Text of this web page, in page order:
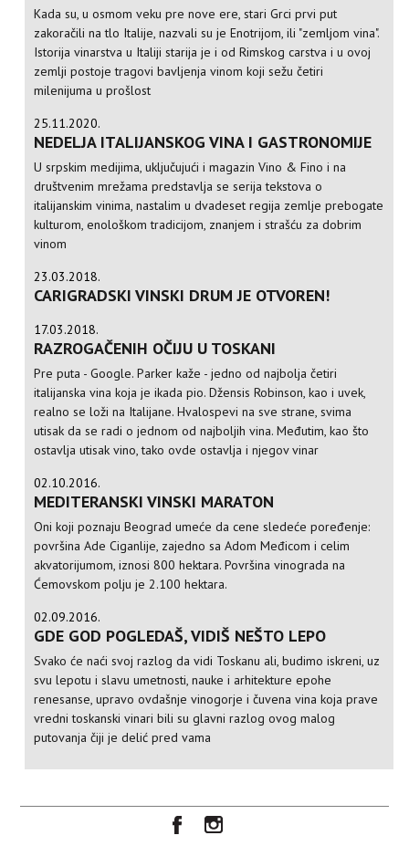
Kada su, u osmom veku pre nove ere, stari Grci prvi put
zakoračili na tlo Italije, nazvali su je Enotrijom, ili "zemljom vina".
Istorija vinarstva u Italiji starija je i od Rimskog carstva i u ovoj
zemlji postoje tragovi bavljenja vinom koji sežu četiri
milenijuma u prošlost
25.11.2020.
NEDELJA ITALIJANSKOG VINA I GASTRONOMIJE
U srpskim medijima, uključujući i magazin Vino & Fino i na
društvenim mrežama predstavlja se serija tekstova o
italijanskim vinima, nastalim u dvadeset regija zemlje prebogate
kulturom, enološkom tradicijom, znanjem i strašću za dobrim
vinom
23.03.2018.
CARIGRADSKI VINSKI DRUM JE OTVOREN!
17.03.2018.
RAZROGAČENIH OČIJU U TOSKANI
Pre puta - Google. Parker kaže - jedno od najbolja četiri
italijanska vina koja je ikada pio. Džensis Robinson, kao i uvek,
realno se loži na Italijane. Hvalospevi na sve strane, svima
utisak da se radi o jednom od najboljih vina. Međutim, kao što
ostavlja utisak vino, tako ovde ostavlja i njegov vinar
02.10.2016.
MEDITERANSKI VINSKI MARATON
Oni koji poznaju Beograd umeće da cene sledeće poređenje:
površina Ade Ciganlije, zajedno sa Adom Međicom i celim
akvatorijumom, iznosi 800 hektara. Površina vinograda na
Ćemovskom polju je 2.100 hektara.
02.09.2016.
GDE GOD POGLEDAŠ, VIDIŠ NEŠTO LEPO
Svako će naći svoj razlog da vidi Toskanu ali, budimo iskreni, uz
svu lepotu i slavu umetnosti, nauke i arhitekture epohe
renesanse, upravo ovdašnje vinogorje i čuvena vina koja prave
vredni toskanski vinari bili su glavni razlog ovog malog
putovanja čiji je delić pred vama